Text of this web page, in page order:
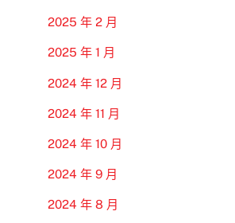
2025 年 2 月
2025 年 1 月
2024 年 12 月
2024 年 11 月
2024 年 10 月
2024 年 9 月
2024 年 8 月